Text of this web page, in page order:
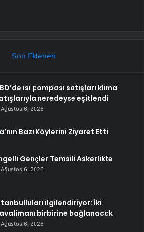
Son Eklenen
ısı pompası satışları klima
neredeyse eşitlendi
Ağustos 6, 2026
Bazı Köylerini Ziyaret Etti
Gençler Temsili Askerlikte
Ağustos 6, 2026
ilgilendiriyor: İki
birbirine bağlanacak
Ağustos 6, 2026